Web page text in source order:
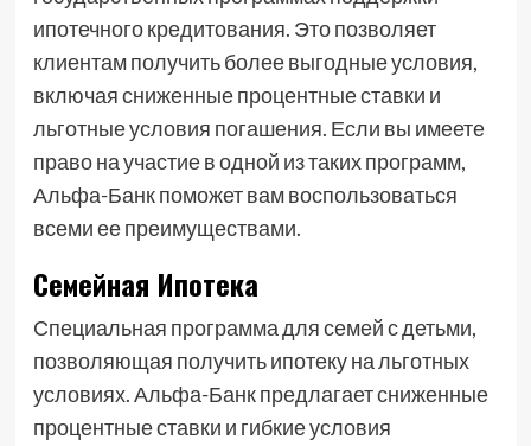
ипотечного кредитования. Это позволяет
клиентам получить более выгодные условия,
включая сниженные процентные ставки и
льготные условия погашения. Если вы имеете
право на участие в одной из таких программ,
Альфа-Банк поможет вам воспользоваться
всеми ее преимуществами.
Семейная Ипотека
Специальная программа для семей с детьми,
позволяющая получить ипотеку на льготных
условиях. Альфа-Банк предлагает сниженные
процентные ставки и гибкие условия